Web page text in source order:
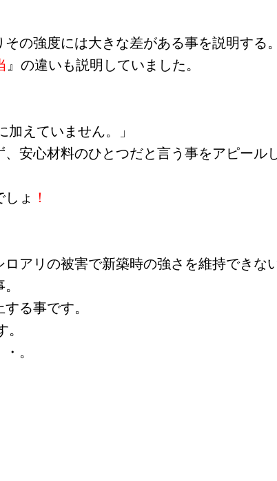
の強度には大きな差がある事を説明する
』の違いも説明していました。
えていません。」
安心材料のひとつだと言う事をアピール
ょ ！
アリの被害で新築時の強さを維持できな
る事です。
。